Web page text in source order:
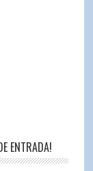
ENTRADA!